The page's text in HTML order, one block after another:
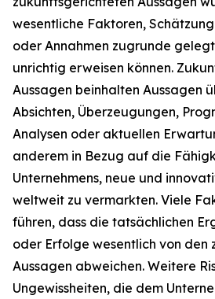
wesentliche Faktoren,
oder Annahmen zugrunde
unrichtig erweisen können.
Aussagen beinhalten Aussagen
Absichten, Überzeugungen,
Analysen oder aktuellen
anderem in Bezug auf die
Unternehmens, neue und
weltweit zu vermarkten. Viele
führen, dass die tatsächlichen
oder Erfolge wesentlich von den
Aussagen abweichen. Weitere
Ungewissheiten, die dem